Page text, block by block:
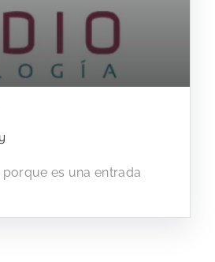
es una entrada